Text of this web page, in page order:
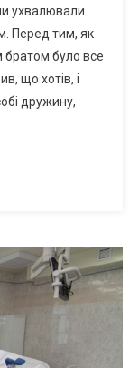
ухвалювали
Перед тим, як
братом було все
що хотів, і
дружину,